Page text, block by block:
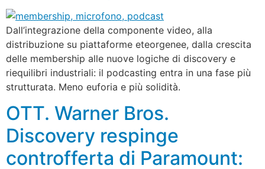
Dall’integrazione della componente video, alla
distribuzione su piattaforme eteorgenee, dalla crescita
delle membership alle nuove logiche di discovery e
riequilibri industriali: il podcasting entra in una fase più
strutturata. Meno euforia e più solidità.
OTT. Warner Bros.
Discovery respinge
controfferta di Paramount: